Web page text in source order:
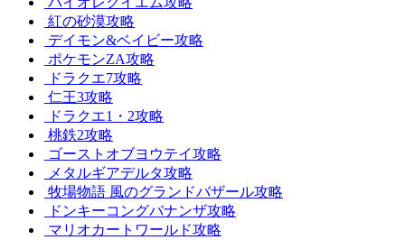
紅の砂漠攻略
デイモン&ベイビー攻略
ポケモンZA攻略
ドラクエ7攻略
仁王3攻略
ドラクエ1・2攻略
桃鉄2攻略
ゴーストオブヨウテイ攻略
メタルギアデルタ攻略
牧場物語 風のグランドバザール攻略
ドンキーコングバナンザ攻略
マリオカートワールド攻略